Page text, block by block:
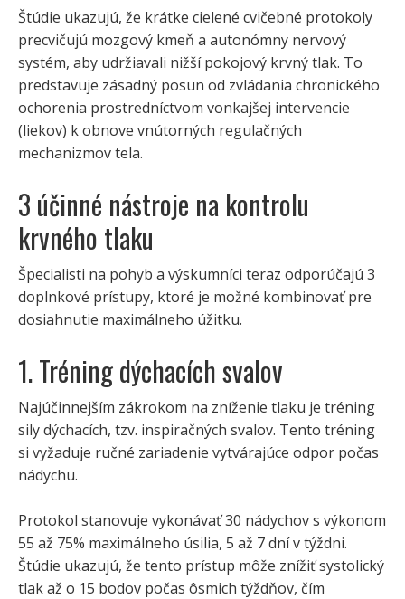
Štúdie ukazujú, že krátke cielené cvičebné protokoly
precvičujú mozgový kmeň a autonómny nervový
systém, aby udržiavali nižší pokojový krvný tlak. To
predstavuje zásadný posun od zvládania chronického
ochorenia prostredníctvom vonkajšej intervencie
(liekov) k obnove vnútorných regulačných
mechanizmov tela.
3 účinné nástroje na kontrolu
krvného tlaku
Špecialisti na pohyb a výskumníci teraz odporúčajú 3
doplnkové prístupy, ktoré je možné kombinovať pre
dosiahnutie maximálneho úžitku.
1. Tréning dýchacích svalov
Najúčinnejším zákrokom na zníženie tlaku je tréning
sily dýchacích, tzv. inspiračných svalov. Tento tréning
si vyžaduje ručné zariadenie vytvárajúce odpor počas
nádychu.
Protokol stanovuje vykonávať 30 nádychov s výkonom
55 až 75% maximálneho úsilia, 5 až 7 dní v týždni.
Štúdie ukazujú, že tento prístup môže znížiť systolický
tlak až o 15 bodov počas ôsmich týždňov, čím